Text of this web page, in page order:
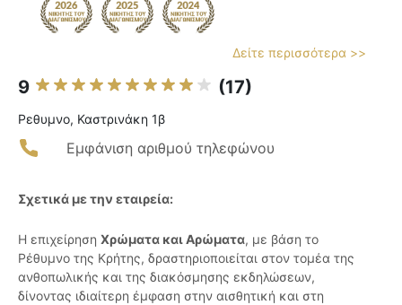
Δείτε περισσότερα >>
9 (17)
Ρεθυμνο, Καστρινάκη 1β
Εμφάνιση αριθμού τηλεφώνου
Σχετικά με την εταιρεία:
Η επιχείρηση Χρώματα και Αρώματα, με βάση το
Ρέθυμνο της Κρήτης, δραστηριοποιείται στον τομέα της
ανθοπωλικής και της διακόσμησης εκδηλώσεων,
δίνοντας ιδιαίτερη έμφαση στην αισθητική και στη